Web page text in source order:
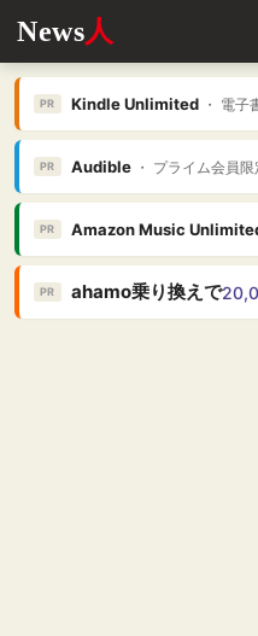
News人
PR Kindle Unlimited・ 電子
PR Audible・ プライム会員限定
PR Amazon Music
PR ahamo乗り換えで